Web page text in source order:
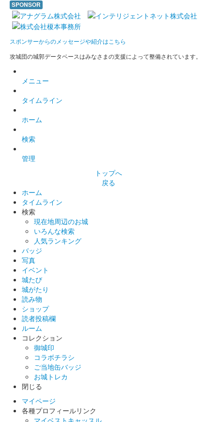
仙臺城（仙台城） 御城印 七夕まつり版
墨城印 仙台城×伊達政宗
第2弾コンプリートセット特典
墨城印 仙台城
墨城印セット 第2弾
仙台城 御城印
奥羽御城印セット20枚セット。ネット通販（奥州王）で購入可
青葉城（仙台城） 御城印
200枚限定。仙臺城御城印と2枚セット。
仙臺城（仙台城） 御城印
200枚限定。青葉城御城印と2枚セット。
SPONSOR
スポンサーからのメッセージや紹介はこちら
攻城団の城郭データベースはみなさまの支援によって整備されています。
メニュー
タイムライン
ホーム
検索
管理
トップへ
戻る
ホーム
タイムライン
検索
現在地周辺のお城
いろんな検索
人気ランキング
バッジ
写真
イベント
城たび
城がたり
読み物
ショップ
読者投稿欄
ルーム
コレクション
御城印
コラボチラシ
ご当地缶バッジ
お城トレカ
閉じる
マイページ
各種プロフィールリンク
マイベストキャッスル